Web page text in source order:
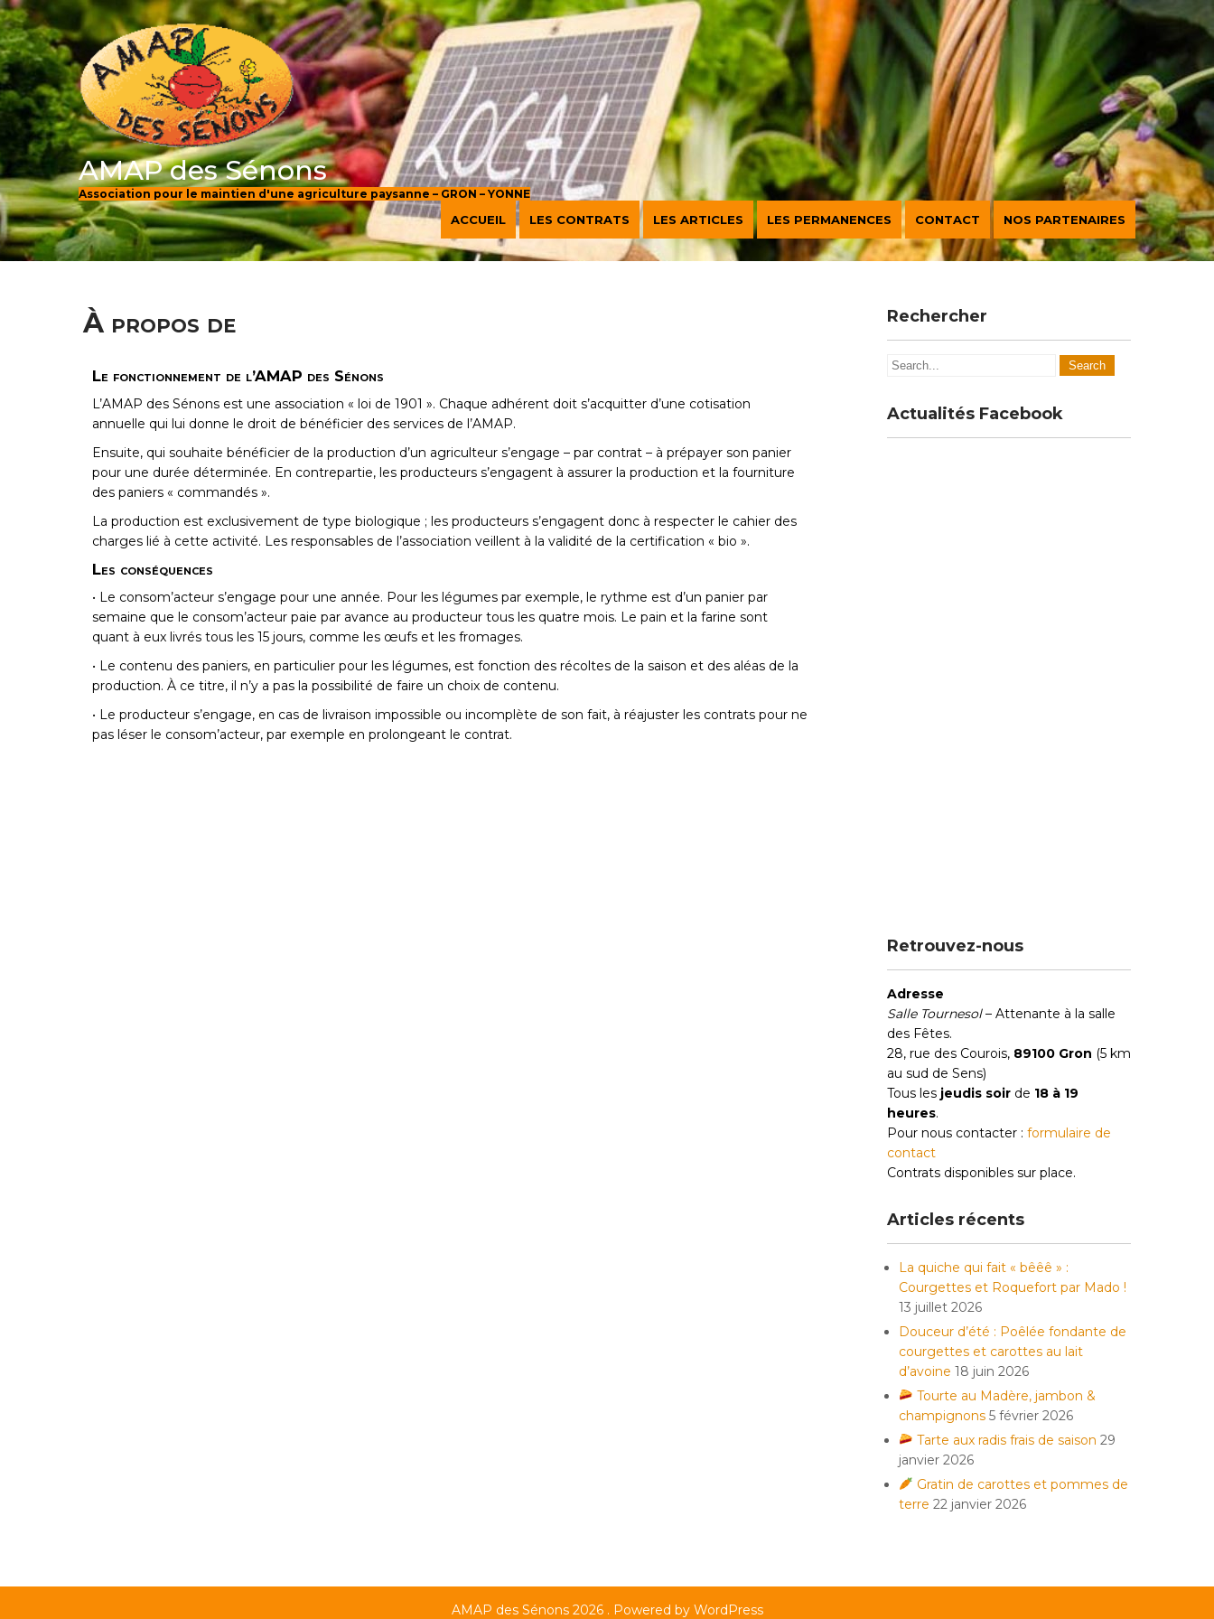
AMAP des Sénons
Association pour le maintien d'une agriculture paysanne – GRON – YONNE
ACCUEIL LES CONTRATS LES ARTICLES LES PERMANENCES CONTACT NOS PARTENAIRES
À propos de
Le fonctionnement de l’AMAP des Sénons
L’AMAP des Sénons est une association « loi de 1901 ». Chaque adhérent doit s’acquitter d’une cotisation
annuelle qui lui donne le droit de bénéficier des services de l’AMAP.
Ensuite, qui souhaite bénéficier de la production d’un agriculteur s’engage – par contrat – à prépayer son panier
pour une durée déterminée. En contrepartie, les producteurs s’engagent à assurer la production et la fourniture
des paniers « commandés ».
La production est exclusivement de type biologique ; les producteurs s’engagent donc à respecter le cahier des
charges lié à cette activité. Les responsables de l’association veillent à la validité de la certification « bio ».
Les conséquences
• Le consom’acteur s’engage pour une année. Pour les légumes par exemple, le rythme est d’un panier par
semaine que le consom’acteur paie par avance au producteur tous les quatre mois. Le pain et la farine sont
quant à eux livrés tous les 15 jours, comme les œufs et les fromages.
• Le contenu des paniers, en particulier pour les légumes, est fonction des récoltes de la saison et des aléas de la
production. À ce titre, il n’y a pas la possibilité de faire un choix de contenu.
• Le producteur s’engage, en cas de livraison impossible ou incomplète de son fait, à réajuster les contrats pour ne
pas léser le consom’acteur, par exemple en prolongeant le contrat.
Rechercher
Actualités Facebook
Retrouvez-nous
Adresse
Salle Tournesol– Attenante à la salle
des Fêtes.
28, rue des Courois, 89100 Gron (5 km
au sud de Sens)
Tous les jeudis soir de 18 à 19
heures.
Pour nous contacter : formulaire de
contact
Contrats disponibles sur place.
Articles récents
La quiche qui fait « bêêê » :
Courgettes et Roquefort par Mado !
13 juillet 2026
Douceur d’été : Poêlée fondante de
courgettes et carottes au lait
d’avoine 18 juin 2026
Tourte au Madère, jambon &
champignons 5 février 2026
Tarte aux radis frais de saison 29
janvier 2026
Gratin de carottes et pommes de
terre 22 janvier 2026
AMAP des Sénons 2026 . Powered by WordPress